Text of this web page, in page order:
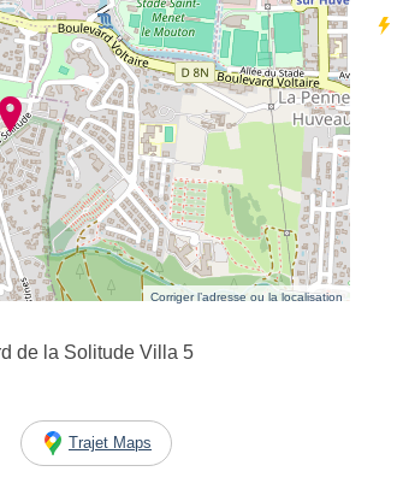
Corriger l’adresse ou la localisation
de la Solitude Villa 5
Trajet Maps